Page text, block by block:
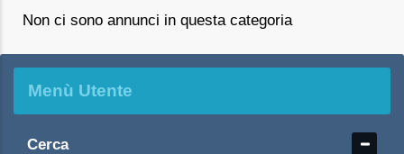
Non ci sono annunci in questa categoria
Menù Utente
Cerca